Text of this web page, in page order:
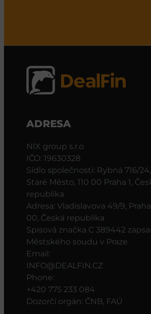
ADRESA
NIX group s.r.o
IČO: 19630328
Sídlo společnosti: Rybná 716/24,
Staré Město, 110 00 Praha 1,
republika
Adresa: Vladislavova 49/9, Praha
00, Česká republika
Spisová značka C 389442
Městského soudu v Praze
Email:
INFO@DEALFIN.CZ
Phone:
+420 775 233 084
Dozorčí orgán: ČNB, FAÚ